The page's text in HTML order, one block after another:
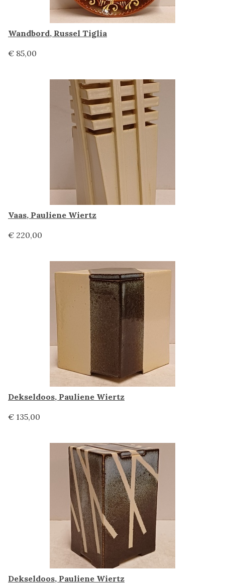
Wandbord, Russel Tiglia
€ 85,00
Vaas, Pauliene Wiertz
€ 220,00
Dekseldoos, Pauliene Wiertz
€ 135,00
Dekseldoos, Pauliene Wiertz